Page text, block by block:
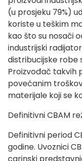
(u prosjeku 79%)
koriste u teškim
kao što su nosači
industrijski
distribucijske robe
Proizvođač takvih
povećanim
materijale koji se
Definitivni CBAM
Definitivni period
godine. Uvoznici